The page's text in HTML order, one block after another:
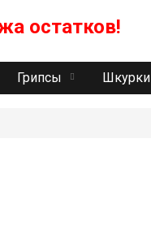
остатков!
Грипсы Шкурки